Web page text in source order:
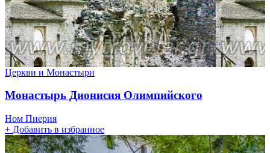
Церкви и Монастыри
Монастырь Дионисия Олимпийского
Ном Пиерия
+ Добавить в избранное